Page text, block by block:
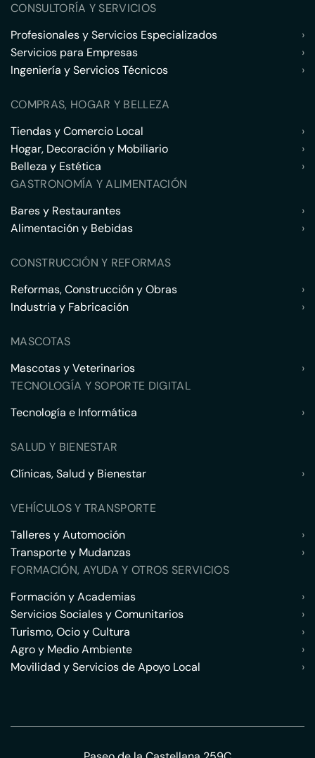
CONSULTORÍA Y SERVICIOS
Profesionales y Servicios Especializados
›
Servicios para Empresas
›
Ingeniería y Servicios Técnicos
›
COMPRAS, HOGAR Y BELLEZA
Tiendas y Comercio Local
›
Hogar, Decoración y Mobiliario
›
Belleza y Estética
›
GASTRONOMÍA Y ALIMENTACIÓN
Bares y Restaurantes
›
Alimentación y Bebidas
›
CONSTRUCCIÓN Y REFORMAS
Reformas, Construcción y Obras
›
Industria y Fabricación
›
MASCOTAS
Mascotas y Veterinarios
›
TECNOLOGÍA Y SOPORTE DIGITAL
Tecnología e Informática
›
SALUD Y BIENESTAR
Clínicas, Salud y Bienestar
›
VEHÍCULOS Y TRANSPORTE
Talleres y Automoción
›
Transporte y Mudanzas
›
FORMACIÓN, AYUDA Y OTROS SERVICIOS
Formación y Academias
›
Servicios Sociales y Comunitarios
›
Turismo, Ocio y Cultura
›
Agro y Medio Ambiente
›
Movilidad y Servicios de Apoyo Local
›